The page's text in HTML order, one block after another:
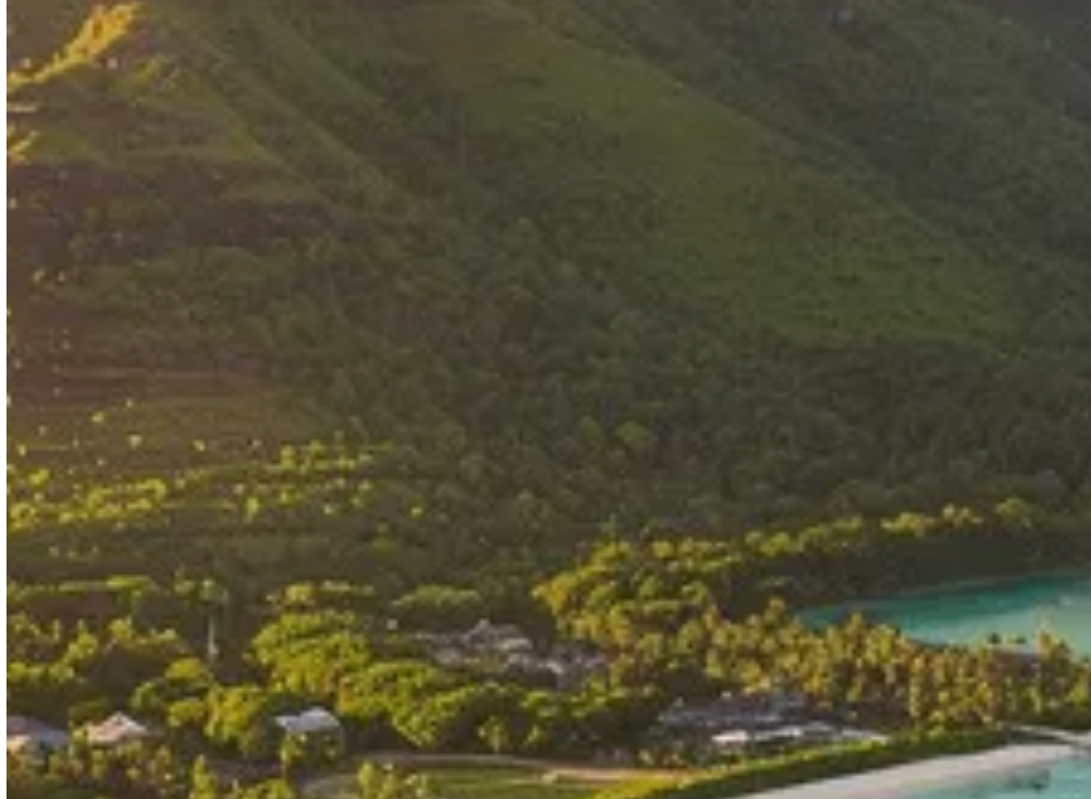
Publié le
22 avril 2026 à 04:00
Découvrez la carte des îles de la Polynésie française, un guide pratique pour explorer cet archipel de rêve au cœur du Pacifique.